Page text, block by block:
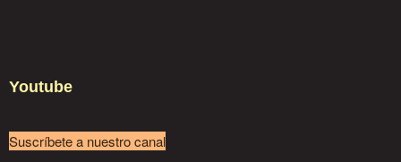
Youtube
Suscríbete a nuestro canal